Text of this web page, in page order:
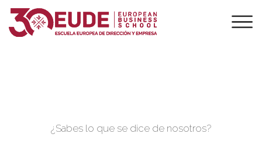
FINANCIACIONES
¿Sabes lo que se dice de nosotros?